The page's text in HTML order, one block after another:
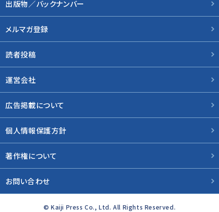
出版物／バックナンバー
メルマガ登録
読者投稿
運営会社
広告掲載について
個人情報保護方針
著作権について
お問い合わせ
© Kaiji Press Co., Ltd. All Rights Reserved.